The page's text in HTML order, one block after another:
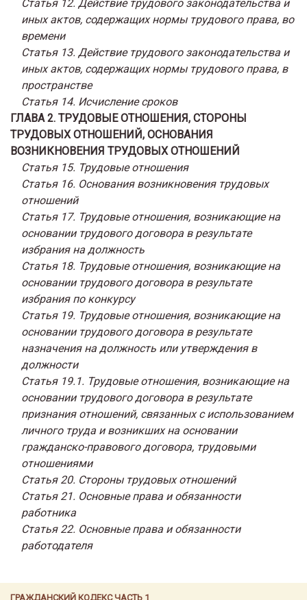
ГРАЖДАНСКИЙ КОДЕКС ЧАСТЬ 1
Статья 12. Действие трудового законодательства и
иных актов, содержащих нормы трудового права, во
времени
Статья 13. Действие трудового законодательства и
иных актов, содержащих нормы трудового права, в
пространстве
Статья 14. Исчисление сроков
ГЛАВА 2. ТРУДОВЫЕ ОТНОШЕНИЯ, СТОРОНЫ
ТРУДОВЫХ ОТНОШЕНИЙ, ОСНОВАНИЯ
ВОЗНИКНОВЕНИЯ ТРУДОВЫХ ОТНОШЕНИЙ
Статья 15. Трудовые отношения
Статья 16. Основания возникновения трудовых
отношений
Статья 17. Трудовые отношения, возникающие на
основании трудового договора в результате
избрания на должность
Статья 18. Трудовые отношения, возникающие на
основании трудового договора в результате
избрания по конкурсу
Статья 19. Трудовые отношения, возникающие на
основании трудового договора в результате
назначения на должность или утверждения в
должности
Статья 19.1. Трудовые отношения, возникающие на
основании трудового договора в результате
признания отношений, связанных с использованием
личного труда и возникших на основании
гражданско-правового договора, трудовыми
отношениями
Статья 20. Стороны трудовых отношений
Статья 21. Основные права и обязанности
работника
Статья 22. Основные права и обязанности
работодателя